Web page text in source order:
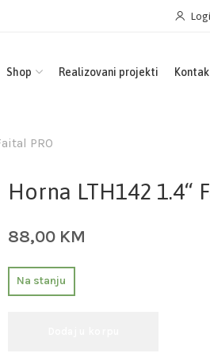
Shop Realizovani projekti
PRO
Horna LTH142 1.4“
88,00 KM
Na stanju